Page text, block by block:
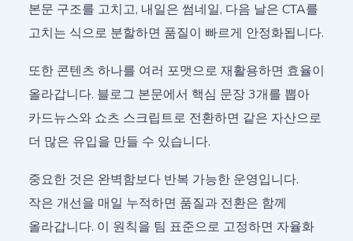
본문 구조를 고치고, 내일은 썸네일, 다음 날은 CTA를
고치는 식으로 분할하면 품질이 빠르게 안정화됩니다.
또한 콘텐츠 하나를 여러 포맷으로 재활용하면 효율이
올라갑니다. 블로그 본문에서 핵심 문장 3개를 뽑아
카드뉴스와 쇼츠 스크립트로 전환하면 같은 자산으로
더 많은 유입을 만들 수 있습니다.
중요한 것은 완벽함보다 반복 가능한 운영입니다.
작은 개선을 매일 누적하면 품질과 전환은 함께
올라갑니다. 이 원칙을 팀 표준으로 고정하면 자율화